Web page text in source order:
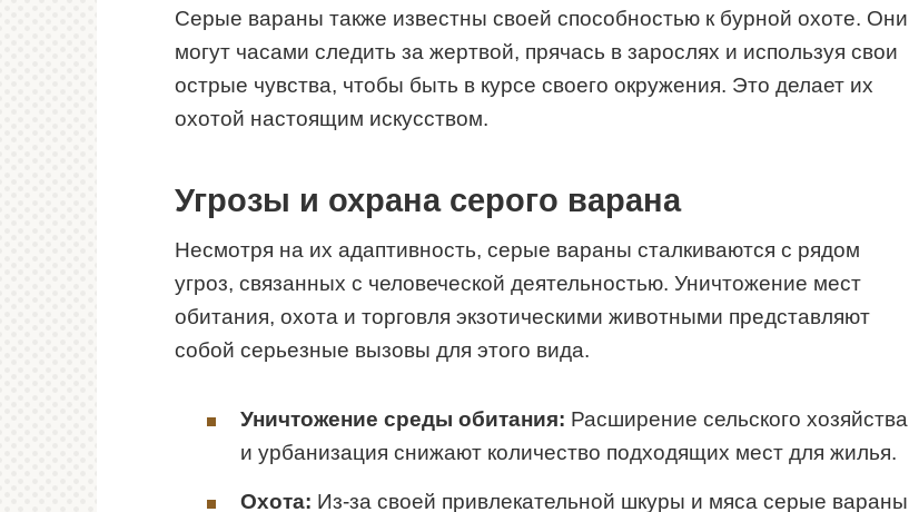
Серые вараны также известны своей способностью к бурной охоте. Они
могут часами следить за жертвой, прячась в зарослях и используя свои
острые чувства, чтобы быть в курсе своего окружения. Это делает их
охотой настоящим искусством.
Угрозы и охрана серого варана
Несмотря на их адаптивность, серые вараны сталкиваются с рядом
угроз, связанных с человеческой деятельностью. Уничтожение мест
обитания, охота и торговля экзотическими животными представляют
собой серьезные вызовы для этого вида.
Уничтожение среды обитания: Расширение сельского хозяйства
и урбанизация снижают количество подходящих мест для жилья.
Охота: Из-за своей привлекательной шкуры и мяса серые вараны